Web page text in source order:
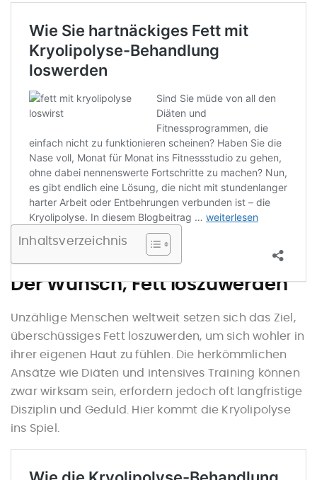
ANGEBOT
KRYOLIPOLYSE
Inhaltsverzeichnis
Der Wunsch, Fett loszuwerden
Unzählige Menschen weltweit setzen sich das Ziel,
überschüssiges Fett loszuwerden, um sich wohler in
ihrer eigenen Haut zu fühlen. Die herkömmlichen
Ansätze wie Diäten und intensives Training können
zwar wirksam sein, erfordern jedoch oft langfristige
Disziplin und Geduld. Hier kommt die Kryolipolyse
ins Spiel.